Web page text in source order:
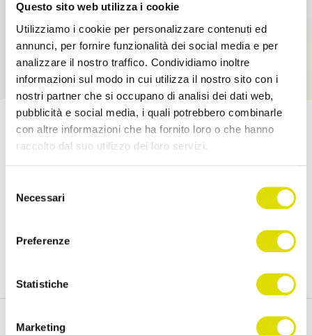
Questo sito web utilizza i cookie
Utilizziamo i cookie per personalizzare contenuti ed
annunci, per fornire funzionalità dei social media e per
analizzare il nostro traffico. Condividiamo inoltre
informazioni sul modo in cui utilizza il nostro sito con i
nostri partner che si occupano di analisi dei dati web,
pubblicità e social media, i quali potrebbero combinarle
con altre informazioni che ha fornito loro o che hanno
raccolto dal suo utilizzo dei loro servizi.
all'informativa:
https://www.ordersender.com/cookie-
delNecessari
Preferenze
Statistiche
Marketing
Boost your sales!
15 days.